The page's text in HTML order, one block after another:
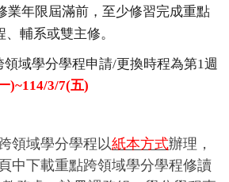
業年限屆滿前，至少修習完成重點
輔系或雙主修。
領域學分學程申請/更換時程為第1週
)~114/3/7(五)
領域學分學程以紙本方式辦理，
中下載重點跨領域學分學程修讀